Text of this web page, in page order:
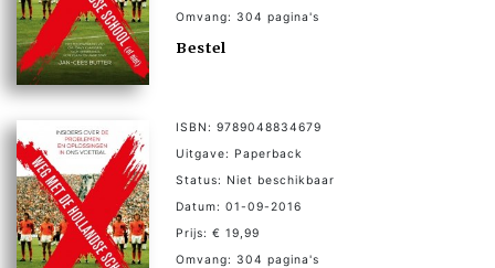
Omvang: 304 pagina's
Bestel
ISBN: 9789048834679
Uitgave: Paperback
Status: Niet beschikbaar
Datum: 01-09-2016
Prijs: € 19,99
Omvang: 304 pagina's